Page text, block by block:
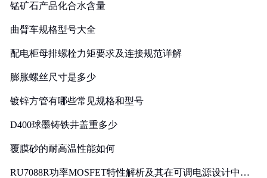
锰矿石产品化合水含量
曲臂车规格型号大全
配电柜母排螺栓力矩要求及连接规范详解
膨胀螺丝尺寸是多少
镀锌方管有哪些常见规格和型号
D400球墨铸铁井盖重多少
覆膜砂的耐高温性能如何
RU7088R功率MOSFET特性解析及其在可调电源设计中的